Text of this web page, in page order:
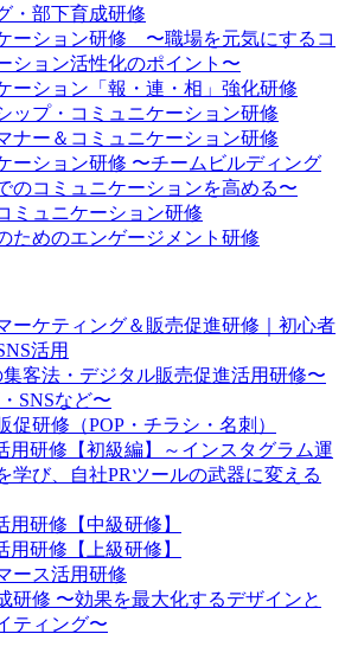
・部下育成研修
ーション研修 〜職場を元気にするコ
ション活性化のポイント〜
ーション「報・連・相」強化研修
ップ・コミュニケーション研修
ナー＆コミュニケーション研修
ーション研修 〜チームビルディング
のコミュニケーションを高める〜
ミュニケーション研修
ためのエンゲージメント研修
ーケティング＆販売促進研修｜初心者
活用
客法・デジタル販売促進活用研修〜
SNSなど〜
促研修（POP・チラシ・名刺）
用研修【初級編】～インスタグラム運
学び、自社PRツールの武器に変える
用研修【中級研修】
用研修【上級研修】
ース活用研修
研修 〜効果を最大化するデザインと
ティング〜